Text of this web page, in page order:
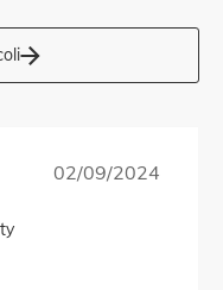
02/09/2024